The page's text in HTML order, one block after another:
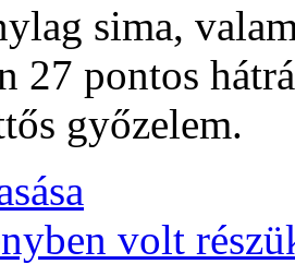
sima,
27 pontos
győzelem.
volt